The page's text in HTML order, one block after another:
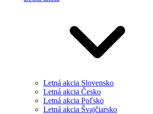
Letná akcia Slovensko
Letná akcia Česko
Letná akcia Poľsko
Letná akcia Švajčiarsko